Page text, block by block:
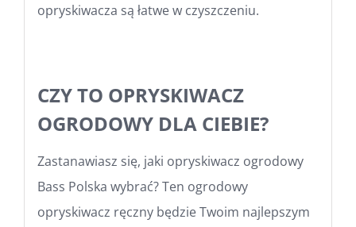
opryskiwacza są łatwe w czyszczeniu.
CZY TO OPRYSKIWACZ
OGRODOWY DLA CIEBIE?
Zastanawiasz się, jaki opryskiwacz ogrodowy
Bass Polska wybrać? Ten ogrodowy
opryskiwacz ręczny będzie Twoim najlepszym